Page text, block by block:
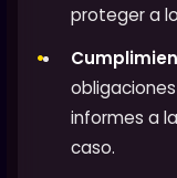
proteger a
informes a
caso.